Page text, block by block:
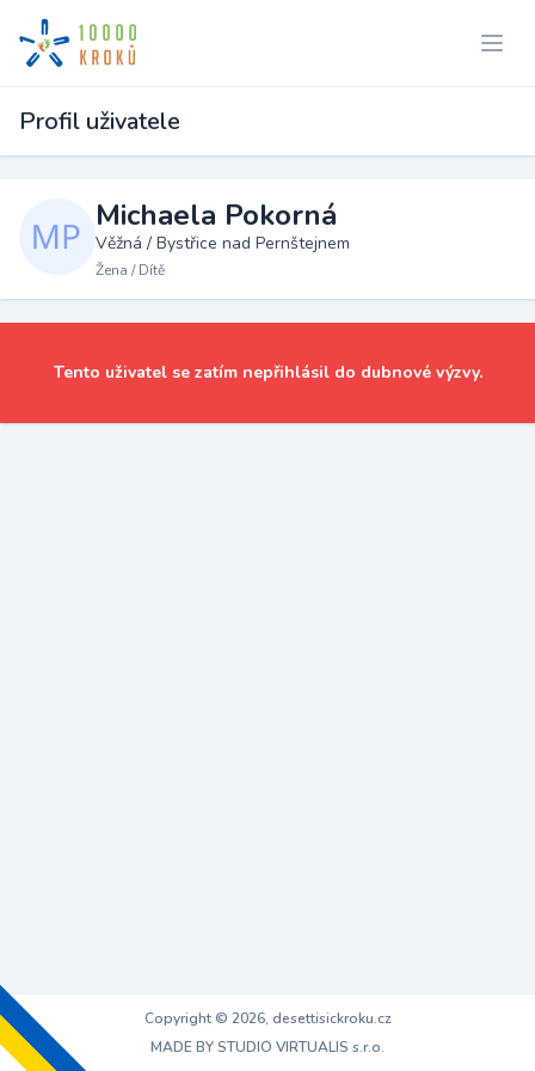
Profil uživatele
Michaela Pokorná
Věžná / Bystřice nad Pernštejnem
Žena / Dítě
Tento uživatel se zatím nepřihlásil do dubnové výzvy.
Copyright © 2026, desettisickroku.cz
MADE BY STUDIO VIRTUALIS s.r.o.